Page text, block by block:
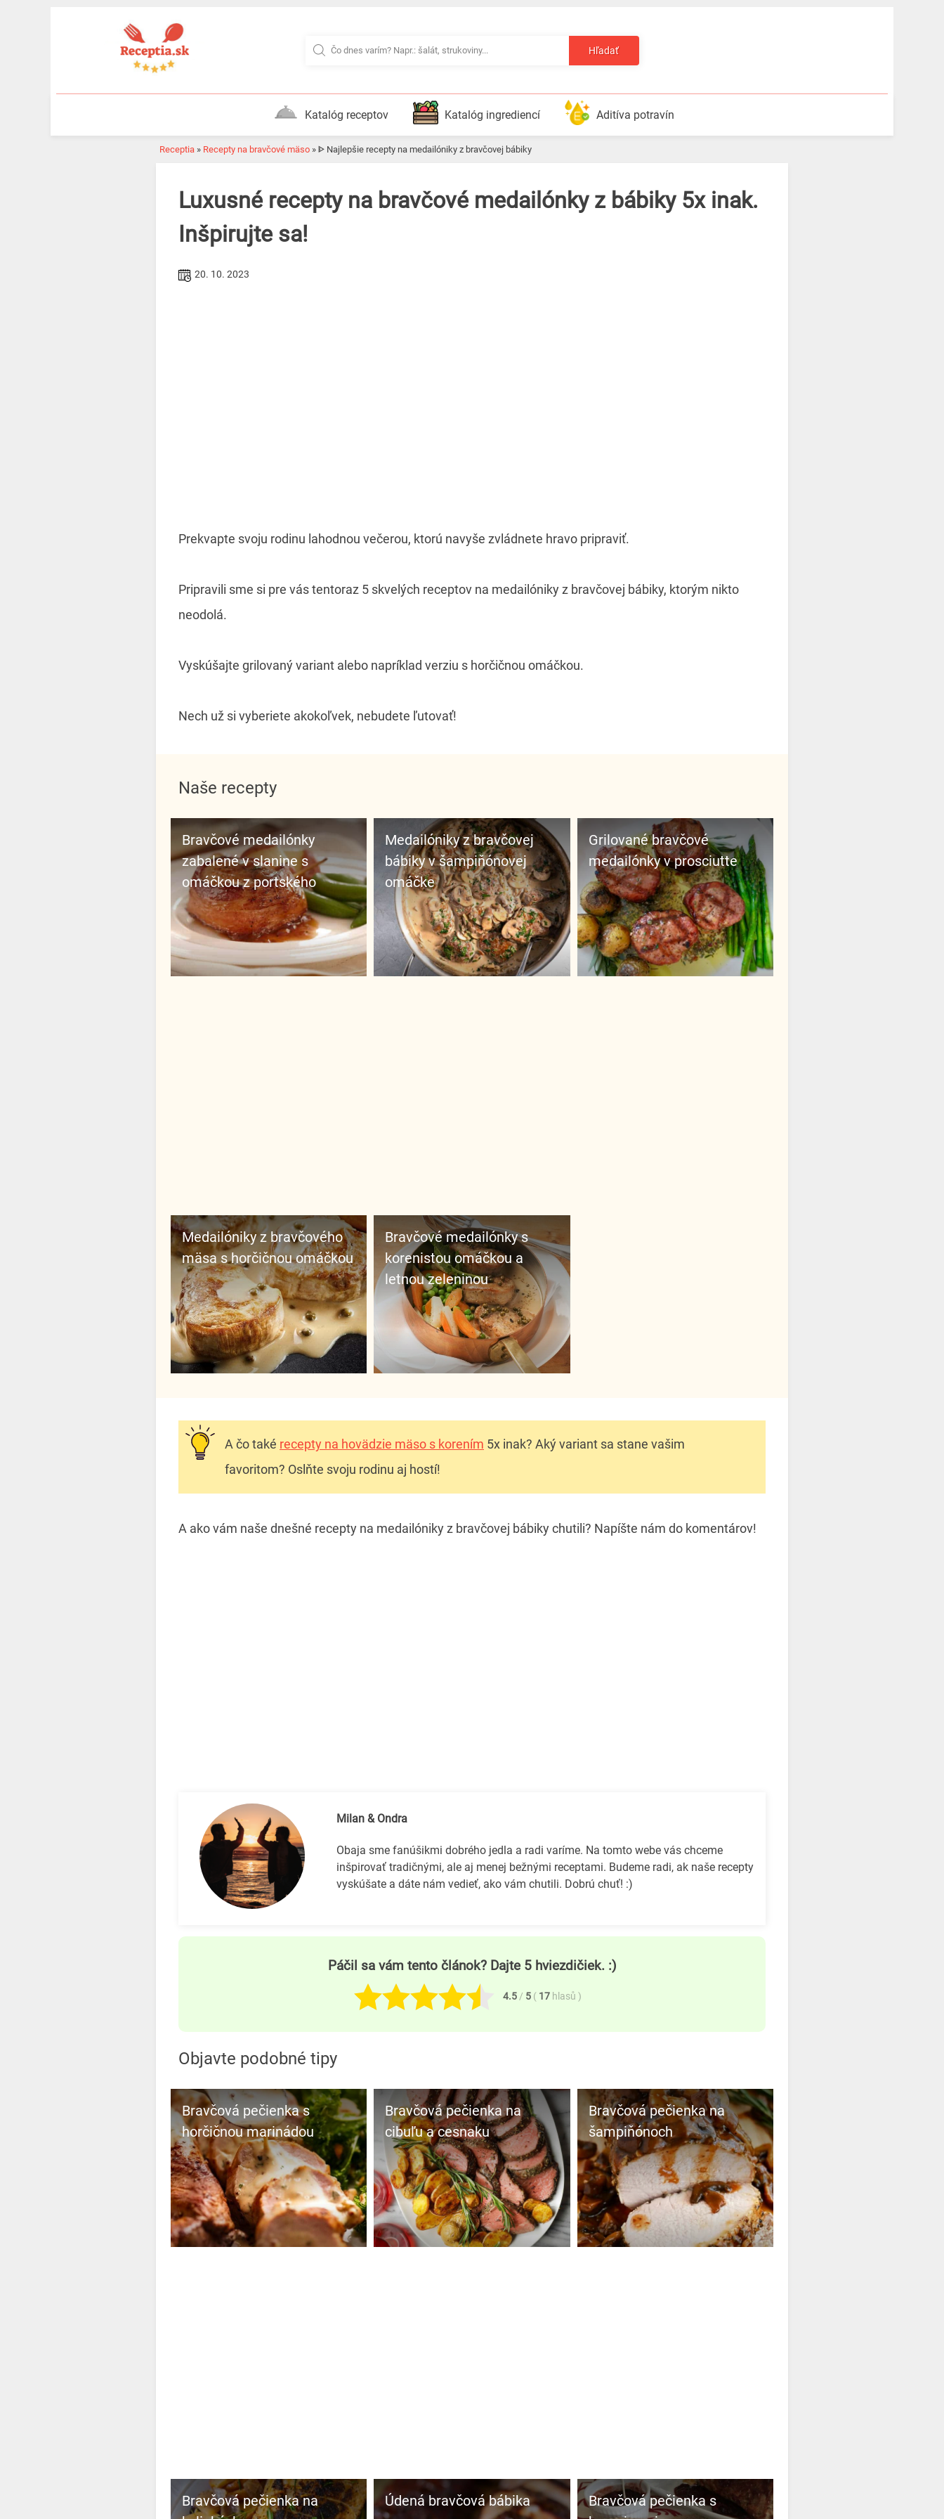
Hľadať
Katalóg receptov Katalóg ingrediencí Aditíva potravín
Receptia » Recepty na bravčové mäso » ᐈ Najlepšie recepty na medailóniky z bravčovej bábiky
Luxusné recepty na bravčové medailónky z bábiky 5x inak.
Inšpirujte sa!
20. 10. 2023
Prekvapte svoju rodinu lahodnou večerou, ktorú navyše zvládnete hravo pripraviť.
Pripravili sme si pre vás tentoraz 5 skvelých receptov na medailóniky z bravčovej bábiky, ktorým nikto
neodolá.
Vyskúšajte grilovaný variant alebo napríklad verziu s horčičnou omáčkou.
Nech už si vyberiete akokoľvek, nebudete ľutovať!
Naše recepty
Bravčové medailónky
zabalené v slanine s
omáčkou z portského
Medailóniky z bravčovej
bábiky v šampiňónovej
omáčke
Grilované bravčové
medailónky v prosciutte
Medailóniky z bravčového
mäsa s horčičnou omáčkou
Bravčové medailónky s
korenistou omáčkou a
letnou zeleninou
A čo také recepty na hovädzie mäso s korením 5x inak? Aký variant sa stane vašim
favoritom? Oslňte svoju rodinu aj hostí!
A ako vám naše dnešné recepty na medailóniky z bravčovej bábiky chutili? Napíšte nám do komentárov!
Milan & Ondra
Obaja sme fanúšikmi dobrého jedla a radi varíme. Na tomto webe vás chceme
inšpirovať tradičnými, ale aj menej bežnými receptami. Budeme radi, ak naše recepty
vyskúšate a dáte nám vedieť, ako vám chutili. Dobrú chuť! :)
Páčil sa vám tento článok? Dajte 5 hviezdičiek. :)
4.5 / 5 ( 17 hlasů )
Objavte podobné tipy
Bravčová pečienka s
horčičnou marinádou
Bravčová pečienka na
cibuľu a cesnaku
Bravčová pečienka na
šampiňónoch
Bravčová pečienka na
údená bravčová bábika
Bravčová pečienka s